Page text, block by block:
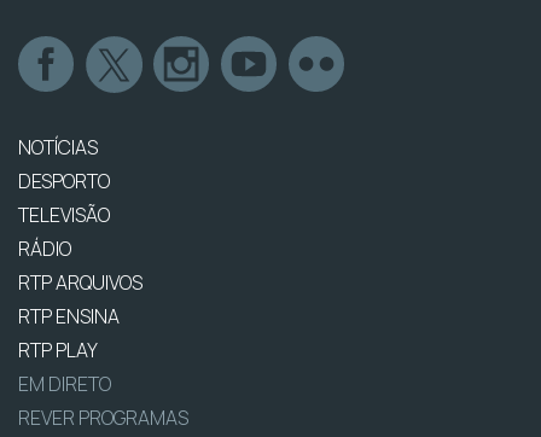
NOTÍCIAS
DESPORTO
TELEVISÃO
RÁDIO
RTP ARQUIVOS
RTP ENSINA
RTP PLAY
EM DIRETO
REVER PROGRAMAS